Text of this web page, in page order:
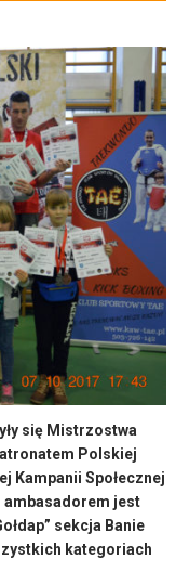
się Mistrzostwa
Polskiej
Kampanii Społecznej
ambasadorem jest
sekcja Banie
kategoriach